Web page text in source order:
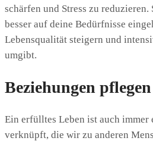
schärfen und Stress zu
besser auf deine Bedürfnisse
Lebensqualität steigern und
umgibt.
Beziehungen pflegen
Ein erfülltes Leben ist auch immer
verknüpft, die wir zu anderen